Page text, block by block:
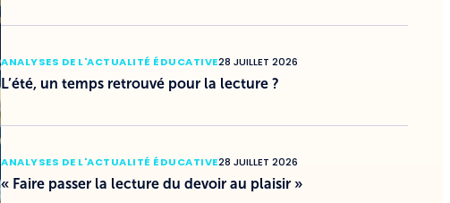
ANALYSES DE L'ACTUALITÉ ÉDUCATIVE28 JUILLET 2026
L’été, un temps retrouvé pour la lecture ?
ANALYSES DE L'ACTUALITÉ ÉDUCATIVE28 JUILLET 2026
« Faire passer la lecture du devoir au plaisir »